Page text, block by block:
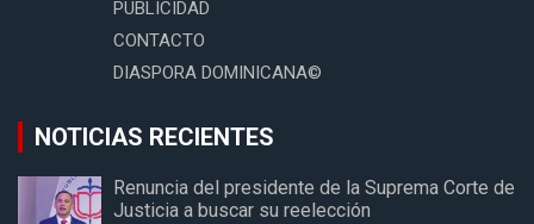
PUBLICIDAD
CONTACTO
DIASPORA DOMINICANA©
NOTICIAS RECIENTES
Renuncia del presidente de la Suprema Corte de
Justicia a buscar su reelección